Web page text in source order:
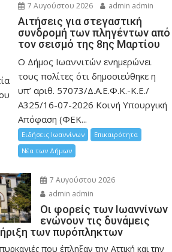
7 Αυγούστου 2026 admin admin
Αιτήσεις για στεγαστική
συνδρομή των πληγέντων από
τον σεισμό της 8ης Μαρτίου
Ο Δήμος Ιωαννιτών ενημερώνει
τους πολίτες ότι δημοσιεύθηκε η
υπ’ αριθ. 57073/Δ.Α.Ε.Φ.Κ.-Κ.Ε./
Α325/16-07-2026 Κοινή Υπουργική
Απόφαση (ΦΕΚ...
Ειδήσεις Ιωαννίνων
Επικαιρότητα
Νέα των Δήμων
7 Αυγούστου 2026
admin admin
Οι φορείς των Ιωαννίνων
ενώνουν τις δυνάμεις
των πυρόπληκτων
που έπληξαν την Αττική και την